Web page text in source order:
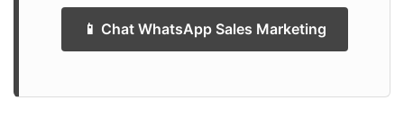
📱 Chat WhatsApp Sales Marketing